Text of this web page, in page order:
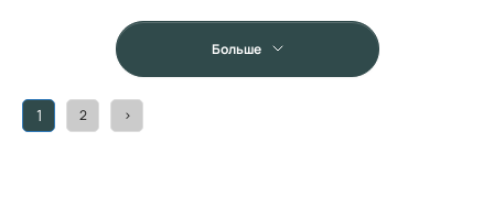
1 2 >
Больше